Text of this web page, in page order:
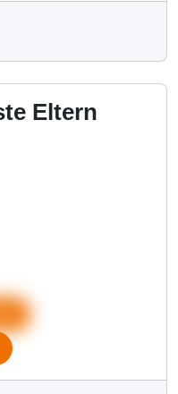
Eltern